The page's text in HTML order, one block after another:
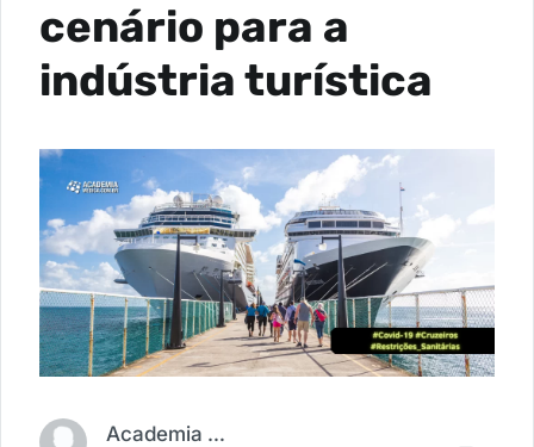
cenário para a
indústria turística
Academia Médica